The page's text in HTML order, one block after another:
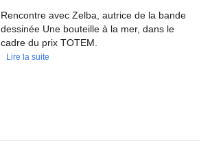
Rencontre avec Zelba, autrice de la bande
dessinée Une bouteille à la mer, dans le
cadre du prix TOTEM.
Lire la suite